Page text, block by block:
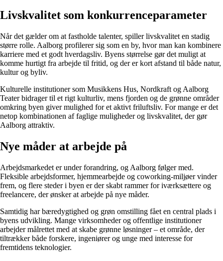
Livskvalitet som konkurrenceparameter
Når det gælder om at fastholde talenter, spiller livskvalitet en stadig
større rolle. Aalborg profilerer sig som en by, hvor man kan kombinere
karriere med et godt hverdagsliv. Byens størrelse gør det muligt at
komme hurtigt fra arbejde til fritid, og der er kort afstand til både natur,
kultur og byliv.
Kulturelle institutioner som Musikkens Hus, Nordkraft og Aalborg
Teater bidrager til et rigt kulturliv, mens fjorden og de grønne områder
omkring byen giver mulighed for et aktivt friluftsliv. For mange er det
netop kombinationen af faglige muligheder og livskvalitet, der gør
Aalborg attraktiv.
Nye måder at arbejde på
Arbejdsmarkedet er under forandring, og Aalborg følger med.
Fleksible arbejdsformer, hjemmearbejde og coworking-miljøer vinder
frem, og flere steder i byen er der skabt rammer for iværksættere og
freelancere, der ønsker at arbejde på nye måder.
Samtidig har bæredygtighed og grøn omstilling fået en central plads i
byens udvikling. Mange virksomheder og offentlige institutioner
arbejder målrettet med at skabe grønne løsninger – et område, der
tiltrækker både forskere, ingeniører og unge med interesse for
fremtidens teknologier.